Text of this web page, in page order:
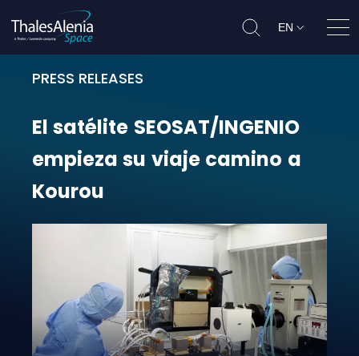
EN
PRESS RELEASES
El satélite SEOSAT/INGENIO
El satélite SEOSAT/INGENIO
empieza su viaje camino a
Kourou